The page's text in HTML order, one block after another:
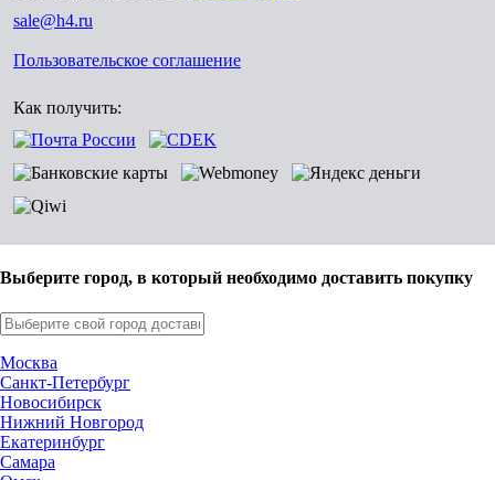
sale@h4.ru
Пользовательское соглашение
Как получить:
Выберите город, в который необходимо доставить покупку
Москва
Санкт-Петербург
Новосибирск
Нижний Новгород
Екатеринбург
Самара